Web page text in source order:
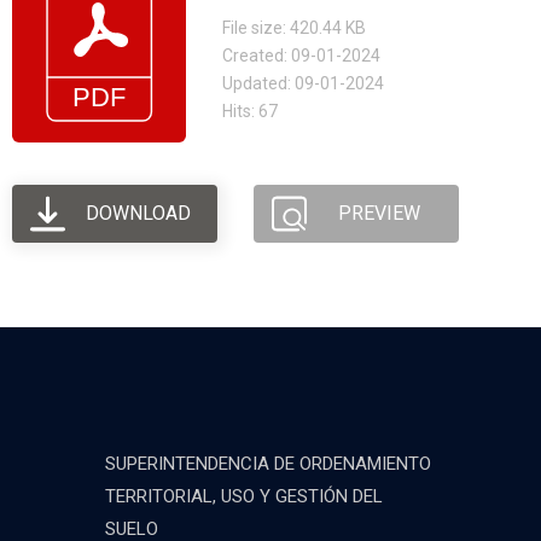
File size: 420.44 KB
Created: 09-01-2024
Updated: 09-01-2024
Hits: 67
DOWNLOAD PREVIEW
SUPERINTENDENCIA DE ORDENAMIENTO
TERRITORIAL, USO Y GESTIÓN DEL
SUELO